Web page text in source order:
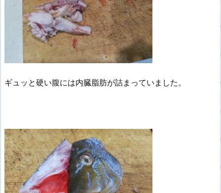
ギュッと硬い腹には内臓脂肪が詰まっていました。